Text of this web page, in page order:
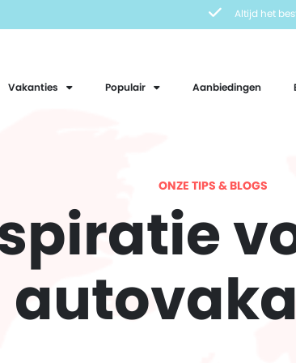
Altijd het
Vakanties Populair Aanbiedingen
ONZE TIPS & BLOGS